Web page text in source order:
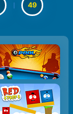
| 49